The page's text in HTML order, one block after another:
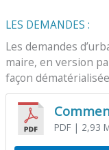
LES DEMANDES :
Les demandes
maire, en version
façon
PDF| 2,93